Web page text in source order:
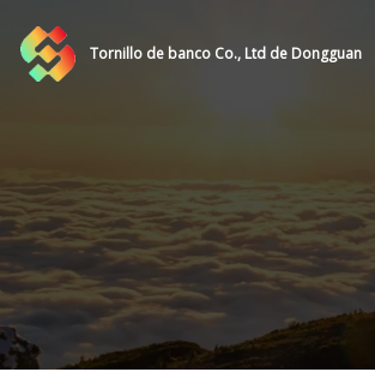
Tornillo de banco Co., Ltd de Dongguan